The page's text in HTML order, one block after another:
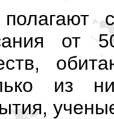
от
из